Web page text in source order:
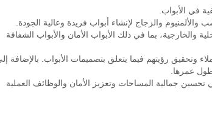
في الأبواب.
والزجاج لإنشاء أبواب فريدة وعالية الجودة.
والخارجية، بما في ذلك الأبواب الأمان والأبواب الشفافة
وتحقيق رؤيتهم فيما يتعلق بتصميمات الأبواب. بالإضافة
عمرها.
جمالية المساحات وتعزيز الأمان والوظائف العملية